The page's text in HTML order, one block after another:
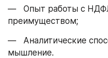
—   Опыт работы с
преимуществом;
—   Аналитические
мышление.